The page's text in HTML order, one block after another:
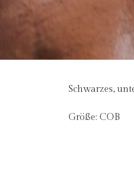
Schwarzes,
Größe: COB